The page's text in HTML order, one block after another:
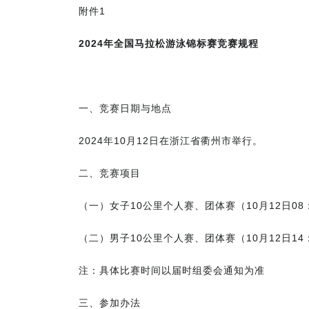
附件1
2024年全国马拉松游泳锦标赛竞赛规程
一、竞赛日期与地点
2024年10月12日在浙江省衢州市举行。
二、竞赛项目
（一）女子10公里个人赛、团体赛（10月12日08
（二）男子10公里个人赛、团体赛（10月12日14
注：具体比赛时间以届时组委会通知为准
三、参加办法